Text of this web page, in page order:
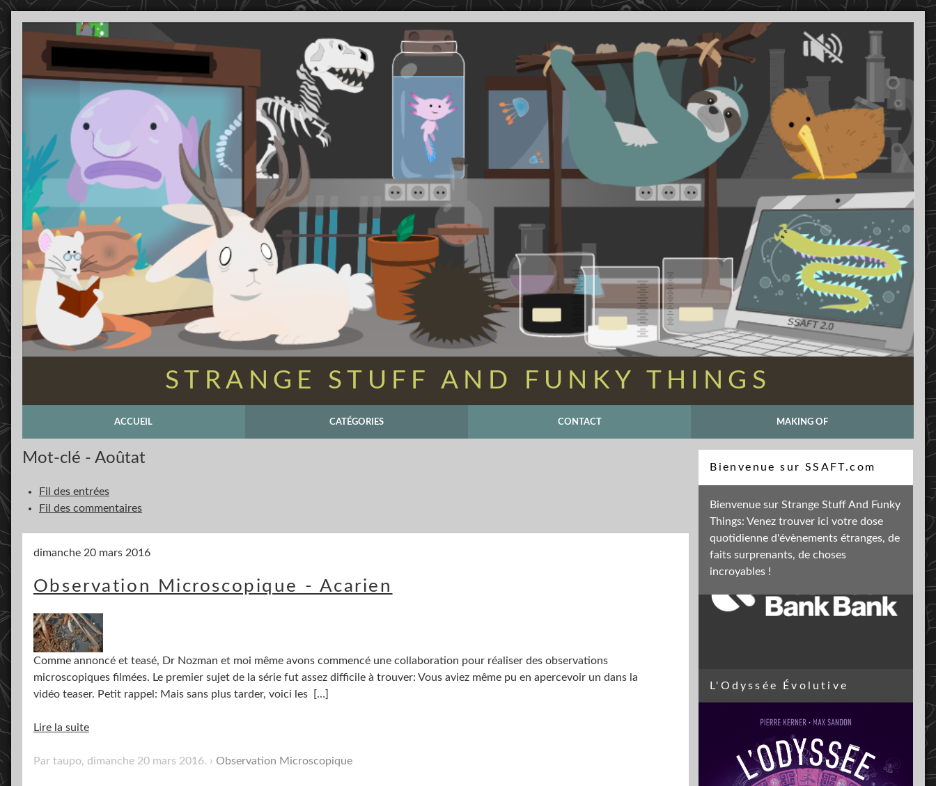
STRANGE STUFF AND FUNKY THINGS
ACCUEIL CATÉGORIES CONTACT MAKING OF
Mot-clé - Aoûtat
Fil des entrées
Fil des commentaires
dimanche 20 mars 2016
Observation Microscopique - Acarien
Comme annoncé et teasé, Dr Nozman et moi même avons commencé une collaboration pour réaliser des observations
microscopiques filmées. Le premier sujet de la série fut assez difficile à trouver: Vous aviez même pu en apercevoir un dans la
vidéo teaser. Petit rappel: Mais sans plus tarder, voici les
[…]
Lire la suite
Par taupo, dimanche 20 mars 2016. Observation Microscopique
Bienvenue sur SSAFT.com
Bienvenue sur Strange Stuff And Funky
Things: Venez trouver ici votre dose
quotidienne d'évènements étranges, de
faits surprenants, de choses
incroyables !
Recherche
Soutenez mon activité
L'Odyssée Évolutive